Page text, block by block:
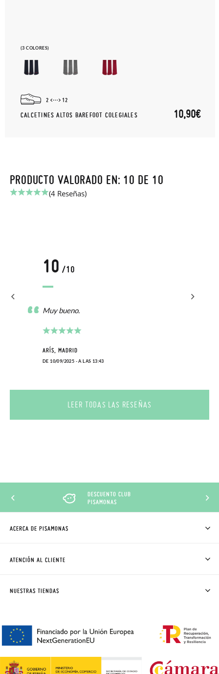
(3 COLORES)
2 12
CALCETINES ALTOS BAREFOOT COLEGIALES 10,90€
PRODUCTO VALORADO EN: 10 DE 10
(4 Reseñas)
10 /10
Muy bueno.
ARÍS, MADRID
DE 10/09/2025 - A LAS 13:43
LEER TODAS LAS RESEÑAS
DESCUENTO CLUB
PISAMONAS
ACERCA DE PISAMONAS
CÓMO COMPRAR
AVISO LEGAL, PRIVACIDAD Y COOKIES
REBAJAS
ATENCIÓN AL CLIENTE
PREGUNTAS FRECUENTES
NUESTRAS TIENDAS